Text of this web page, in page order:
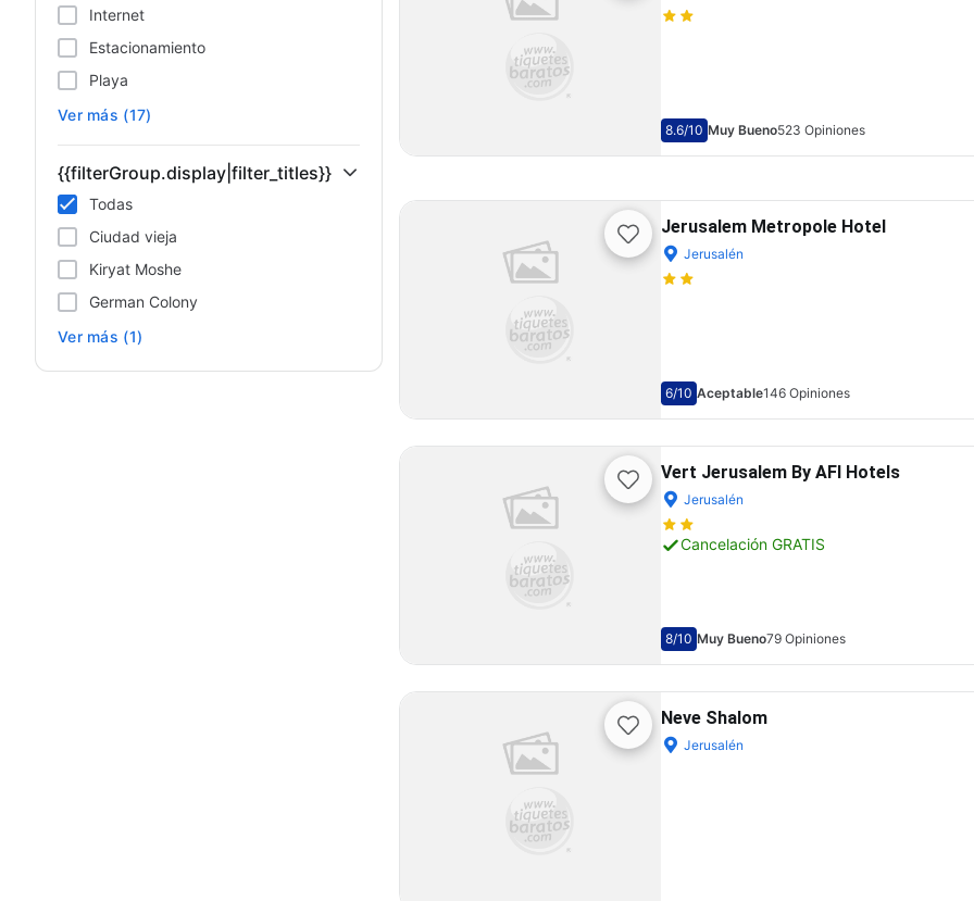
Internet
Estacionamiento
Playa
Ver más (17)
{{filterGroup.display|filter_titles}}
Todas
Ciudad vieja
Kiryat Moshe
German Colony
Ver más (1)
8.6/10 Muy Bueno523 Opiniones
Jerusalem Metropole Hotel
Jerusalén
6/10 Aceptable146 Opiniones
Vert Jerusalem By AFI Hotels
Jerusalén
Cancelación GRATIS
8/10 Muy Bueno79 Opiniones
Neve Shalom
Jerusalén